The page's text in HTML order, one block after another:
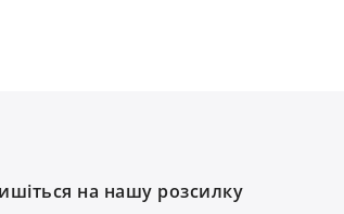
на нашу розсилку